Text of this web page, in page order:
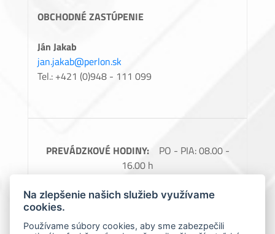
OBCHODNÉ ZASTÚPENIE
Ján Jakab
jan.jakab@perlon.sk
Tel.: +421 (0)948 - 111 099
PREVÁDZKOVÉ HODINY:
PO - PIA: 08.00 -
16.00 h
FAKTURAČNÉ ÚDAJE:Perlon, spol. s.r.o.,
Barčianska 66, 040 17 Košice, IČO: 31728685,
IČ DPH: SK2020488976
Na zlepšenie našich služieb využívame
cookies.
Používame súbory cookies, aby sme zabezpečili